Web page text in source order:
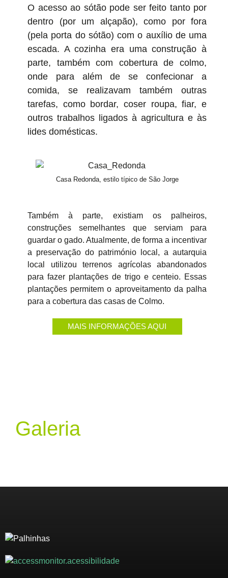
O acesso ao sótão pode ser feito tanto por
dentro (por um alçapão), como por fora
(pela porta do sótão) com o auxílio de uma
escada. A cozinha era uma construção à
parte, também com cobertura de colmo,
onde para além de se confecionar a
comida, se realizavam também outras
tarefas, como bordar, coser roupa, fiar, e
outros trabalhos ligados à agricultura e às
lides domésticas.
Casa Redonda, estilo típico de São Jorge
Também à parte, existiam os palheiros,
construções semelhantes que serviam para
guardar o gado. Atualmente, de forma a incentivar
a preservação do património local, a autarquia
local utilizou terrenos agrícolas abandonados
para fazer plantações de trigo e centeio. Essas
plantações permitem o aproveitamento da palha
para a cobertura das casas de Colmo.
MAIS INFORMAÇÕES AQUI
Galeria